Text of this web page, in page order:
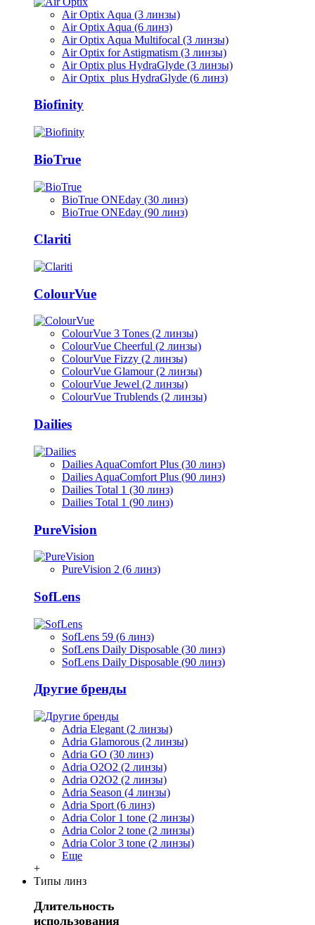
Air Optix Aqua (3 линзы)
Air Optix Aqua (6 линз)
Air Optix Aqua Multifocal (3 линзы)
Air Optix for Astigmatism (3 линзы)
Air Optix plus HydraGlyde (3 линзы)
Air Optix plus HydraGlyde (6 линз)
Biofinity
BioTrue
BioTrue ONEday (30 линз)
BioTrue ONEday (90 линз)
Clariti
ColourVue
ColourVue 3 Tones (2 линзы)
ColourVue Cheerful (2 линзы)
ColourVue Fizzy (2 линзы)
ColourVue Glamour (2 линзы)
ColourVue Jewel (2 линзы)
ColourVue Trublends (2 линзы)
Dailies
Dailies AquaComfort Plus (30 линз)
Dailies AquaComfort Plus (90 линз)
Dailies Total 1 (30 линз)
Dailies Total 1 (90 линз)
PureVision
PureVision 2 (6 линз)
SofLens
SofLens 59 (6 линз)
SofLens Daily Disposable (30 линз)
SofLens Daily Disposable (90 линз)
Другие бренды
Adria Elegant (2 линзы)
Adria Glamorous (2 линзы)
Adria GO (30 линз)
Adria O2O2 (2 линзы)
Adria O2O2 (2 линзы)
Adria Season (4 линзы)
Adria Sport (6 линз)
Adria Сolor 1 tone (2 линзы)
Adria Сolor 2 tone (2 линзы)
Adria Сolor 3 tone (2 линзы)
Еще
+
Типы линз
Длительность
использования